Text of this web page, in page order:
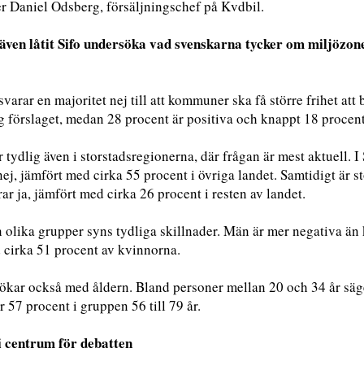
Daniel Odsberg, försäljningschef på Kvdbil.
låtit Sifo undersöka vad svenskarna tycker om
en majoritet nej till att kommuner ska få större frihet
förslaget, medan 28 procent är positiva och knappt 18
tydlig även i storstadsregionerna, där frågan är mest aktuell.
jämfört med cirka 55 procent i övriga landet. Samtidigt är
ja, jämfört med cirka 26 procent i resten av landet.
olika grupper syns tydliga skillnader. Män är mer negativa
51 procent av kvinnorna.
också med åldern. Bland personer mellan 20 och 34 år
57 procent i gruppen 56 till 79 år.
centrum för debatten